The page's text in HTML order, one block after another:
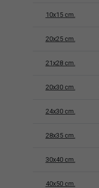
10x15 cm.
20x25 cm.
21x28 cm.
20x30 cm.
24x30 cm.
28x35 cm.
30x40 cm.
40x50 cm.